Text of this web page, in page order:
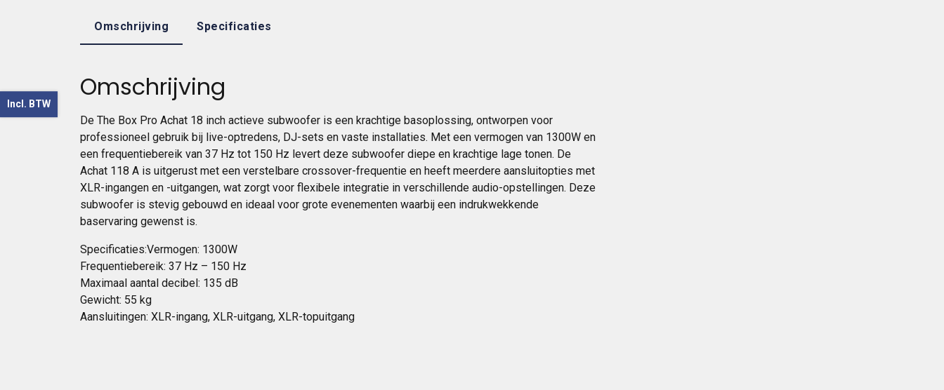
Omschrijving Specificaties
Omschrijving
De The Box Pro Achat 18 inch actieve subwoofer is een krachtige basoplossing, ontworpen voor
professioneel gebruik bij live-optredens, DJ-sets en vaste installaties. Met een vermogen van 1300W en
een frequentiebereik van 37 Hz tot 150 Hz levert deze subwoofer diepe en krachtige lage tonen. De
Achat 118 A is uitgerust met een verstelbare crossover-frequentie en heeft meerdere aansluitopties met
XLR-ingangen en -uitgangen, wat zorgt voor flexibele integratie in verschillende audio-opstellingen. Deze
subwoofer is stevig gebouwd en ideaal voor grote evenementen waarbij een indrukwekkende
baservaring gewenst is.
Specificaties:Vermogen: 1300W
Frequentiebereik: 37 Hz – 150 Hz
Maximaal aantal decibel: 135 dB
Gewicht: 55 kg
Aansluitingen: XLR-ingang, XLR-uitgang, XLR-topuitgang
Incl. BTW